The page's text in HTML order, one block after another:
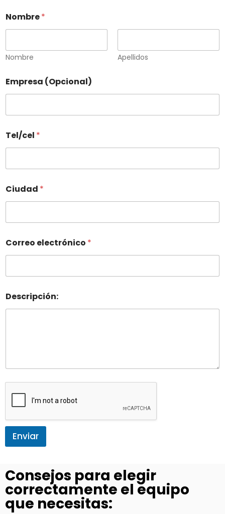
Nombre*
Nombre Apellidos
Empresa (Opcional)
Tel/cel *
Ciudad *
Correo electrónico *
Descripción:
Enviar
Consejos para elegir
correctamente el equipo
que necesitas: